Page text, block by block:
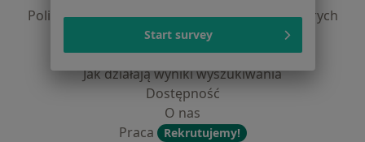
Polityka prywatności dla profesjonalistów, których
dane pozyskaliśmy samodzielnie
Polityka cookies
Jak działają wyniki wyszukiwania
Dostępność
O nas
Praca
Rekrutujemy!
Start survey